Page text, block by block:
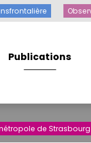
Publications
transfrontalière
de Strasbourg